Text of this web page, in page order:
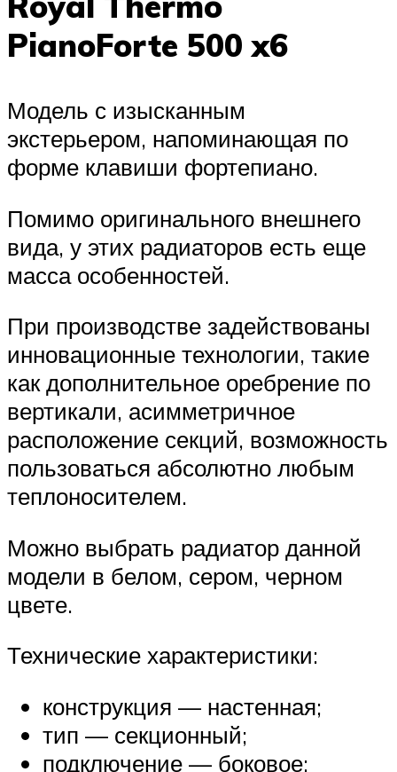
PianoForte 500 x6
Модель с изысканным
экстерьером, напоминающая по
форме клавиши фортепиано.
Помимо оригинального внешнего
вида, у этих радиаторов есть еще
масса особенностей.
При производстве задействованы
инновационные технологии, такие
как дополнительное оребрение по
вертикали, асимметричное
расположение секций, возможность
пользоваться абсолютно любым
теплоносителем.
Можно выбрать радиатор данной
модели в белом, сером, черном
цвете.
Технические характеристики:
конструкция — настенная;
тип — секционный;
подключение — боковое;